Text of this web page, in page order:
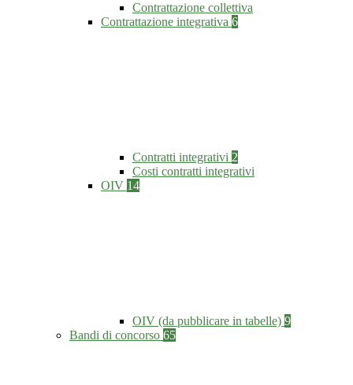
Contrattazione collettiva
Contrattazione integrativa 6
Contratti integrativi 2
Costi contratti integrativi
OIV 14
OIV (da pubblicare in tabelle) 9
Bandi di concorso 65